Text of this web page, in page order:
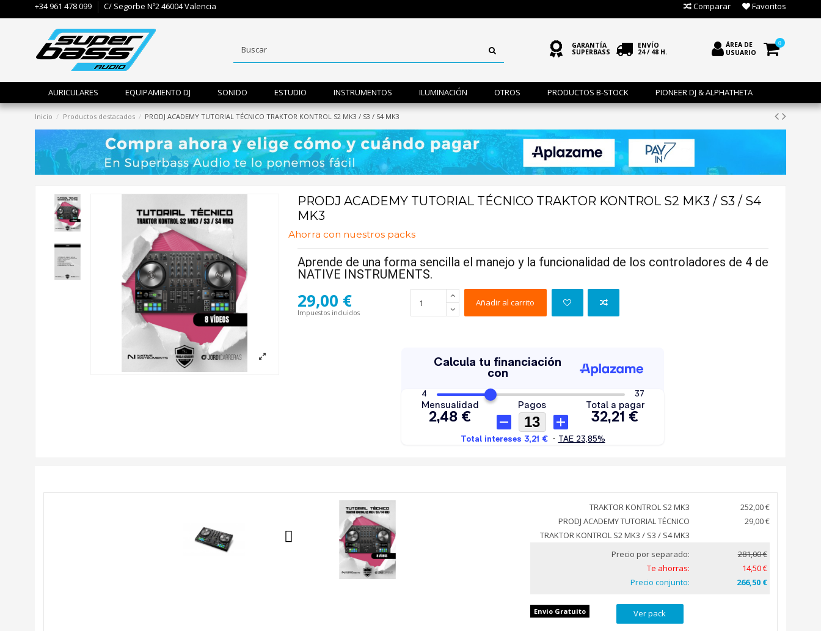
+34 961 478 099 C/ Segorbe Nº2 46004 Valencia Comparar Favoritos
GARANTÍA
SUPERBASS
ENVÍO
24 / 48 H.
ÁREA DE
USUARIO
0
AURICULARES EQUIPAMIENTO DJ SONIDO ESTUDIO INSTRUMENTOS ILUMINACIÓN OTROS PRODUCTOS B-STOCK PIONEER DJ & ALPHATHETA
Inicio Productos destacados PRODJ ACADEMY TUTORIAL TÉCNICO TRAKTOR KONTROL S2 MK3 / S3 / S4 MK3
PRODJ ACADEMY TUTORIAL TÉCNICO TRAKTOR KONTROL S2 MK3 / S3 / S4
MK3
Ahorra con nuestros packs
Aprende de una forma sencilla el manejo y la funcionalidad de los controladores de 4 de
NATIVE INSTRUMENTS.
29,00 €
Impuestos incluidos
Añadir al carrito
TRAKTOR KONTROL S2 MK3
252,00 €
PRODJ ACADEMY TUTORIAL TÉCNICO
TRAKTOR KONTROL S2 MK3 / S3 / S4 MK3
29,00 €
Precio por separado:
281,00 €
Te ahorras:
14,50 €
Precio conjunto:
266,50 €
Envio Gratuito Ver pack